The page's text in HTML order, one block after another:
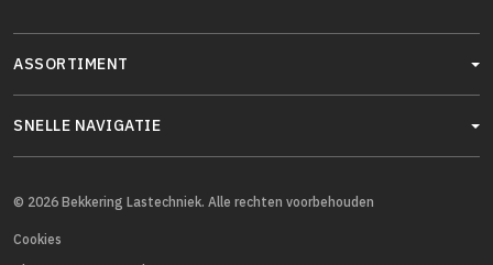
ASSORTIMENT
SNELLE NAVIGATIE
© 2026 Bekkering Lastechniek. Alle rechten voorbehouden
Cookies